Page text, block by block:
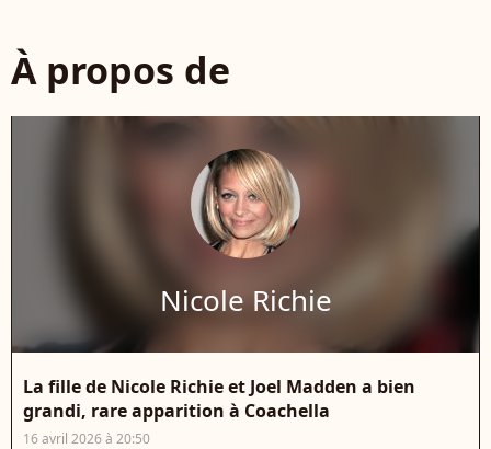
À propos de
Nicole Richie
La fille de Nicole Richie et Joel Madden a bien
grandi, rare apparition à Coachella
16 avril 2026 à 20:50